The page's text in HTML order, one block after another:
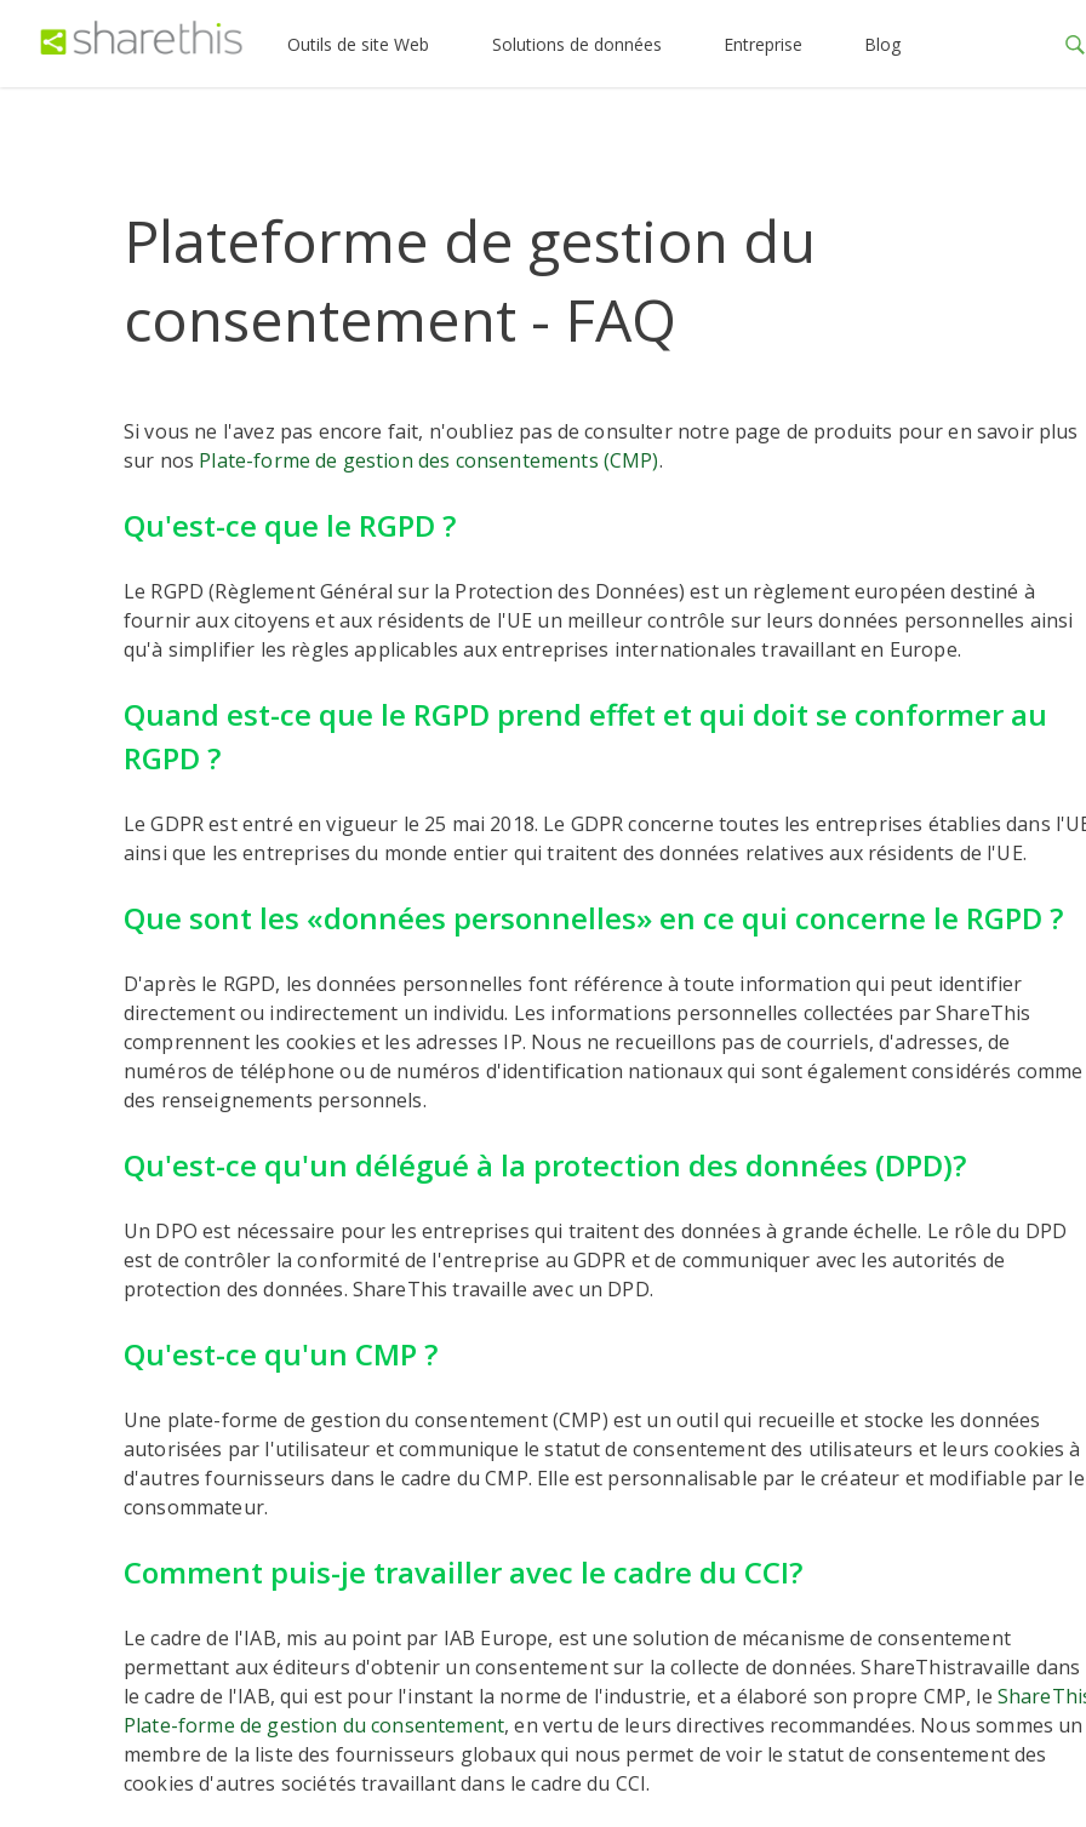
Outils de site Web Solutions de données Entreprise Blog
Plateforme de gestion du
consentement - FAQ
Si vous ne l'avez pas encore fait, n'oubliez pas de consulter notre page de produits pour en savoir plus
sur nos Plate-forme de gestion des consentements (CMP).
Qu'est-ce que le RGPD ?
Le RGPD (Règlement Général sur la Protection des Données) est un règlement européen destiné à
fournir aux citoyens et aux résidents de l'UE un meilleur contrôle sur leurs données personnelles ainsi
qu'à simplifier les règles applicables aux entreprises internationales travaillant en Europe.
Quand est-ce que le RGPD prend effet et qui doit se conformer au
RGPD ?
Le GDPR est entré en vigueur le 25 mai 2018. Le GDPR concerne toutes les entreprises établies dans
ainsi que les entreprises du monde entier qui traitent des données relatives aux résidents de l'UE.
Que sont les «données personnelles» en ce qui concerne le RGPD ?
D'après le RGPD, les données personnelles font référence à toute information qui peut identifier
directement ou indirectement un individu. Les informations personnelles collectées par ShareThis
comprennent les cookies et les adresses IP. Nous ne recueillons pas de courriels, d'adresses, de
numéros de téléphone ou de numéros d'identification nationaux qui sont également considérés comme
des renseignements personnels.
Qu'est-ce qu'un délégué à la protection des données (DPD)?
Un DPO est nécessaire pour les entreprises qui traitent des données à grande échelle. Le rôle du DPD
est de contrôler la conformité de l'entreprise au GDPR et de communiquer avec les autorités de
protection des données. ShareThis travaille avec un DPD.
Qu'est-ce qu'un CMP ?
Une plate-forme de gestion du consentement (CMP) est un outil qui recueille et stocke les données
autorisées par l'utilisateur et communique le statut de consentement des utilisateurs et leurs cookies à
d'autres fournisseurs dans le cadre du CMP. Elle est personnalisable par le créateur et modifiable par le
consommateur.
Comment puis-je travailler avec le cadre du CCI?
Le cadre de l'IAB, mis au point par IAB Europe, est une solution de mécanisme de consentement
permettant aux éditeurs d'obtenir un consentement sur la collecte de données. ShareThistravaille dans
le cadre de l'IAB, qui est pour l'instant la norme de l'industrie, et a élaboré son propre CMP, le
Plate-forme de gestion du consentement, en vertu de leurs directives recommandées. Nous sommes un
membre de la liste des fournisseurs globaux qui nous permet de voir le statut de consentement des
cookies d'autres sociétés travaillant dans le cadre du CCI.